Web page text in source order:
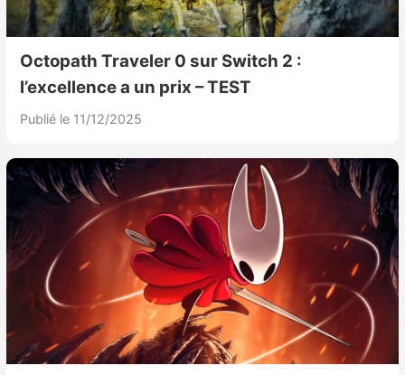
Octopath Traveler 0 sur Switch 2 :
l’excellence a un prix – TEST
Publié le 11/12/2025